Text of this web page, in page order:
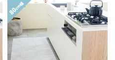
80cm幅